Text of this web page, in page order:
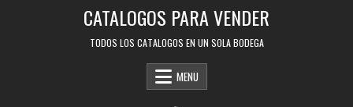
CATALOGOS PARA VENDER
TODOS LOS CATALOGOS EN UN SOLA BODEGA
MENU